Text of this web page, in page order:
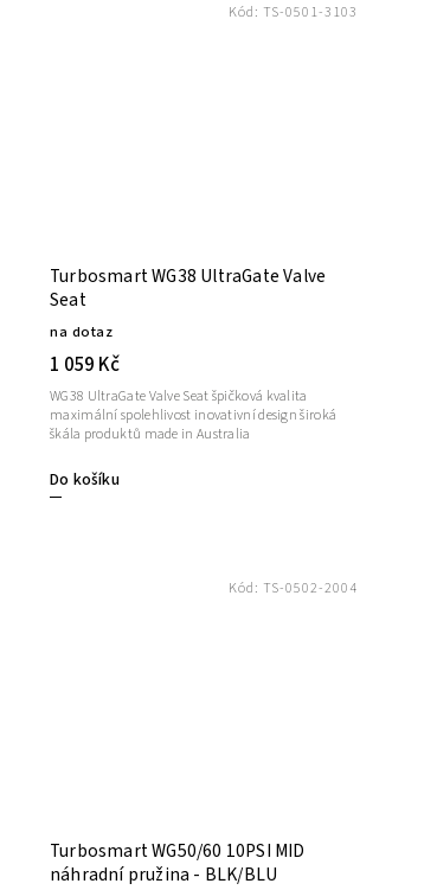
Turbosmart WG38 UltraGate Valve
Seat
na dotaz
1 059 Kč
Do košíku
WG38 UltraGate Valve Seat špičková kvalita
maximální spolehlivost inovativní design široká
škála produktů made in Australia
Kód: TS-0501-3103
Turbosmart WG50/60 10PSI MID
náhradní pružina - BLK/BLU
Kód: TS-0502-2004